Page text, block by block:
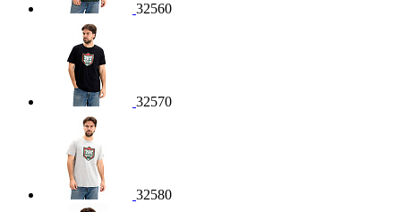
32560
32570
32580